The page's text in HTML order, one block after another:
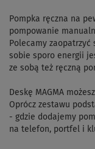
Pompka ręczna na
pompowanie
Polecamy zaopatrzyć
sobie sporo energii
ze sobą też ręczną
Deskę MAGMA
Oprócz zestawu
- gdzie dodajemy
na telefon, portfel i